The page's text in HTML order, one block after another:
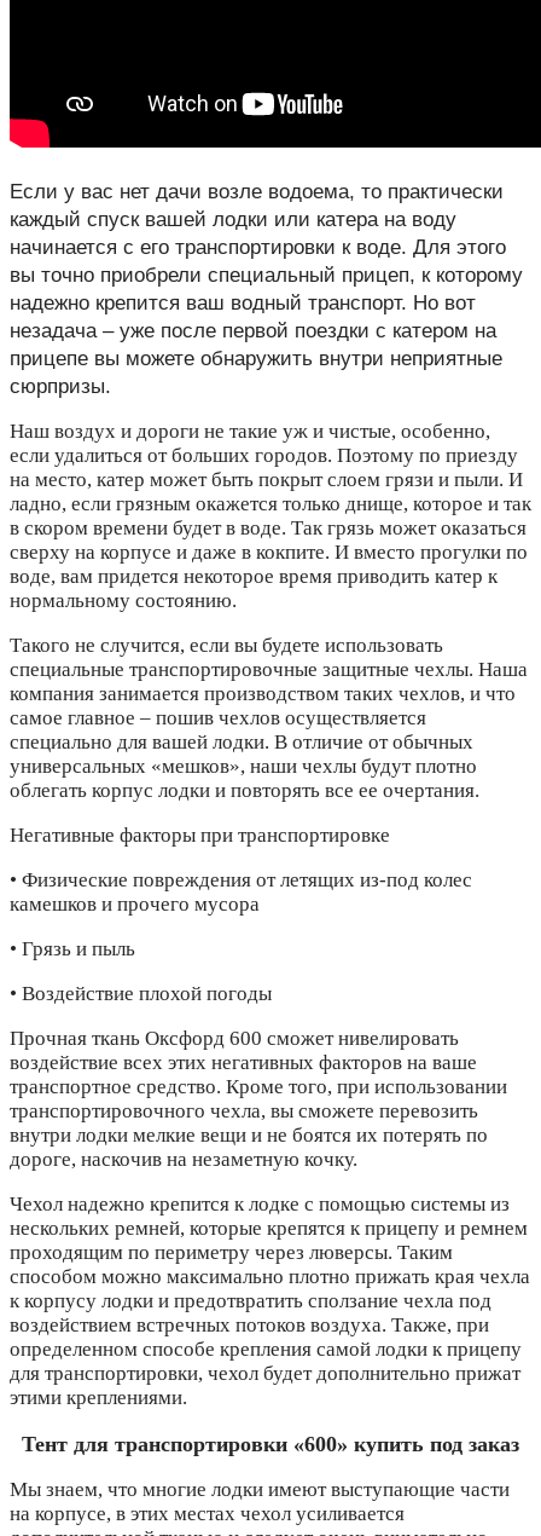
Если у вас нет дачи возле водоема, то практически
каждый спуск вашей лодки или катера на воду
начинается с его транспортировки к воде. Для этого
вы точно приобрели специальный прицеп, к которому
надежно крепится ваш водный транспорт. Но вот
незадача – уже после первой поездки с катером на
прицепе вы можете обнаружить внутри неприятные
сюрпризы.
Наш воздух и дороги не такие уж и чистые, особенно,
если удалиться от больших городов. Поэтому по приезду
на место, катер может быть покрыт слоем грязи и пыли. И
ладно, если грязным окажется только днище, которое и так
в скором времени будет в воде. Так грязь может оказаться
сверху на корпусе и даже в кокпите. И вместо прогулки по
воде, вам придется некоторое время приводить катер к
нормальному состоянию.
Такого не случится, если вы будете использовать
специальные транспортировочные защитные чехлы. Наша
компания занимается производством таких чехлов, и что
самое главное – пошив чехлов осуществляется
специально для вашей лодки. В отличие от обычных
универсальных «мешков», наши чехлы будут плотно
облегать корпус лодки и повторять все ее очертания.
Негативные факторы при транспортировке
• Физические повреждения от летящих из-под колес
камешков и прочего мусора
• Грязь и пыль
• Воздействие плохой погоды
Прочная ткань Оксфорд 600 сможет нивелировать
воздействие всех этих негативных факторов на ваше
транспортное средство. Кроме того, при использовании
транспортировочного чехла, вы сможете перевозить
внутри лодки мелкие вещи и не боятся их потерять по
дороге, наскочив на незаметную кочку.
Чехол надежно крепится к лодке с помощью системы из
нескольких ремней, которые крепятся к прицепу и ремнем
проходящим по периметру через люверсы. Таким
способом можно максимально плотно прижать края чехла
к корпусу лодки и предотвратить сползание чехла под
воздействием встречных потоков воздуха. Также, при
определенном способе крепления самой лодки к прицепу
для транспортировки, чехол будет дополнительно прижат
этими креплениями.
Тент для транспортировки «600» купить под заказ
Мы знаем, что многие лодки имеют выступающие части
на корпусе, в этих местах чехол усиливается